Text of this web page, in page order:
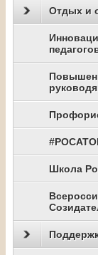
Отдых и
Школа